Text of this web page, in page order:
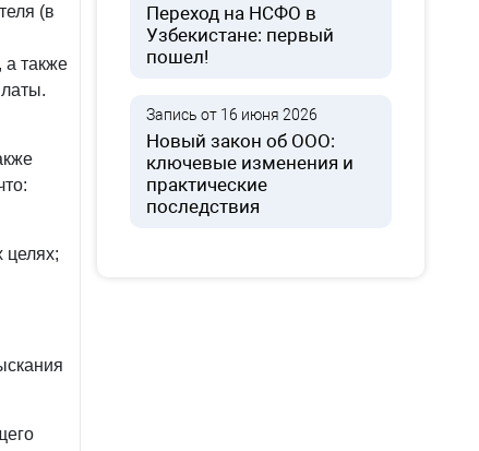
(в
а также
целях;
Переход на НСФО в
Узбекистане: первый
пошел!
Запись от 16 июня 2026
Новый закон об ООО:
ключевые изменения и
практические
последствия